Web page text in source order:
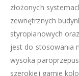
złożonych
zewnętrznych
styropianowych
jest do stosowania
wysoka
szerokiej gamie